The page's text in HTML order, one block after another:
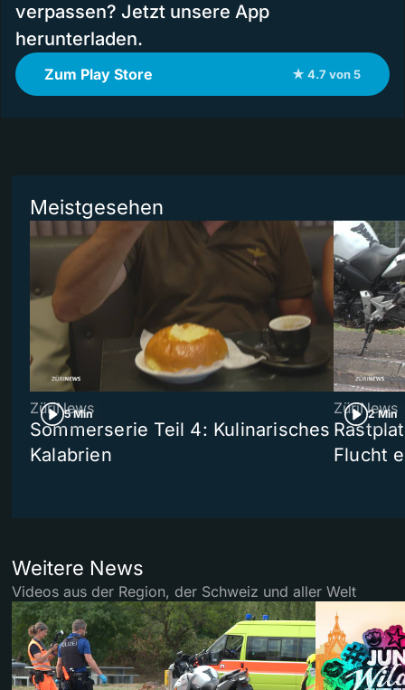
verpassen? Jetzt unsere App
herunterladen.
Zum Play Store ★ 4.7 von 5
Meistgesehen
5 Min
ZüriNews
Sommerserie Teil 4: Kulinarisches
Kalabrien
2 Min
ZüriNews
Flucht
Weitere News
Videos aus der Region, der Schweiz und aller Welt